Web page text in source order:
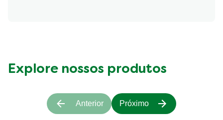
Explore nossos produtos
Anterior Próximo